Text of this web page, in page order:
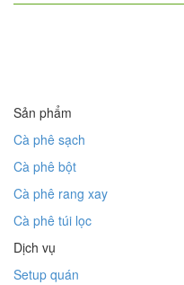
Sản phẩm
Cà phê sạch
Cà phê bột
Cà phê rang xay
Cà phê túi lọc
Dịch vụ
Setup quán